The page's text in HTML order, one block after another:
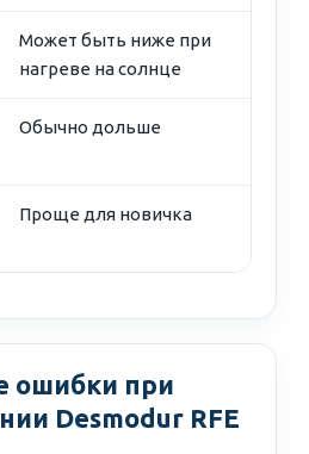
Может быть ниже при
нагреве на солнце
Обычно дольше
Проще для новичка
ошибки при
Desmodur RFE